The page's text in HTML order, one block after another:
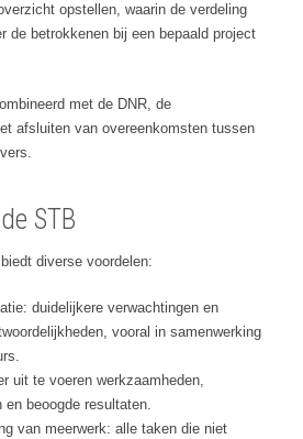
opstellen, waarin de verdeling
de betrokkenen bij een bepaald project
met de DNR, de
afsluiten van overeenkomsten tussen
STB
diverse voordelen:
duidelijkere verwachtingen en
vooral in samenwerking
uit te voeren werkzaamheden,
en beoogde resultaten.
van meerwerk: alle taken die niet